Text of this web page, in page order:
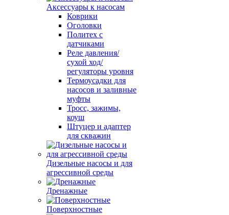
Аксессуары к насосам
Коврики
Оголовки
Политех с
датчиками
Реле давления/
сухой ход/
регуляторы уровня
Термоусадки для
насосов и заливные
муфты
Тросс, зажимы,
коуш
Штуцер и адаптер
для скважин
Дизельные насосы и для
агрессивной среды
Дренажные
Поверхностные